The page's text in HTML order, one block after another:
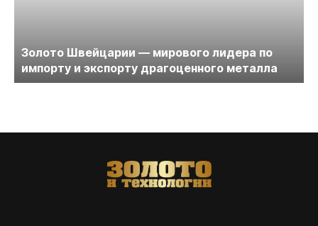
Золото Швейцарии — мирового лидера по
импорту и экспорту драгоценного металла